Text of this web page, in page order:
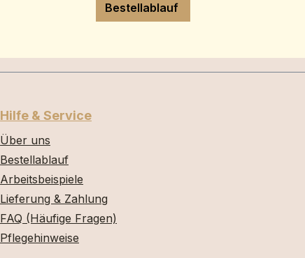
Bestellablauf
Hilfe & Service
Über uns
Bestellablauf
Arbeitsbeispiele
Lieferung & Zahlung
FAQ (Häufige Fragen)
Pflegehinweise